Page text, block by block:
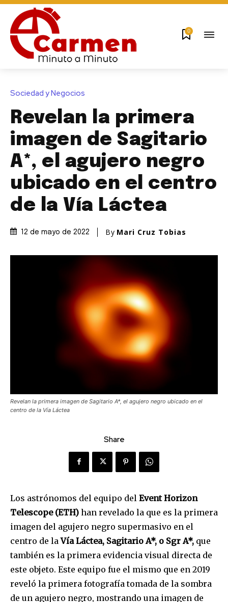
0
Sociedad y Negocios
Revelan la primera
imagen de Sagitario
A*, el agujero negro
ubicado en el centro
de la Vía Láctea
12 de mayo de 2022 By Mari Cruz Tobias
Revelan la primera imagen de Sagitario A*, el agujero negro ubicado en el
centro de la Vía Láctea
Share
Los astrónomos del equipo del Event Horizon
Telescope (ETH) han revelado la que es la primera
imagen del agujero negro supermasivo en el
centro de laVía Láctea, Sagitario A*, o Sgr A*, que
también es la primera evidencia visual directa de
este objeto. Este equipo fue el mismo que en 2019
reveló la primera fotografía tomada de la sombra
de un agujero negro, mostrando una imagen de